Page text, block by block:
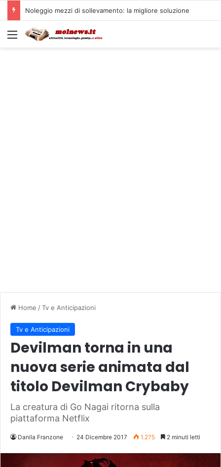
Noleggio mezzi di sollevamento: la migliore soluzione
Menu
Home /Tv e Anticipazioni
Tv e Anticipazioni
Devilman torna in una
nuova serie animata dal
titolo Devilman Crybaby
La creatura di Go Nagai ritorna sulla
piattaforma Netflix
Danila Franzone 24 Dicembre 2017 1.275 2 minuti letti